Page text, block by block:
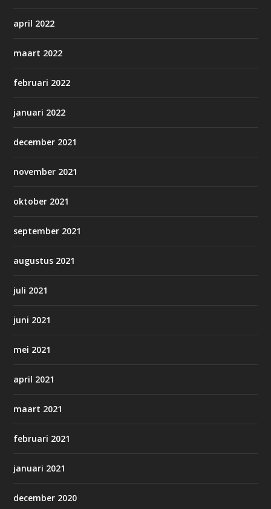
april 2022
maart 2022
februari 2022
januari 2022
december 2021
november 2021
oktober 2021
september 2021
augustus 2021
juli 2021
juni 2021
mei 2021
april 2021
maart 2021
februari 2021
januari 2021
december 2020